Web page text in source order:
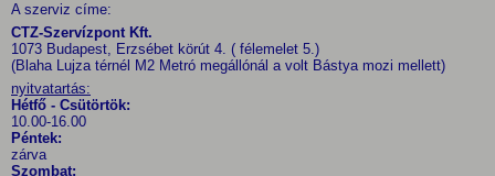
A szerviz címe:
CTZ-Szervízpont Kft.
1073 Budapest, Erzsébet körút 4. ( félemelet 5.)
(Blaha Lujza térnél M2 Metró megállónál a volt Bástya mozi mellett)
nyitvatartás:
Hétfő - Csütörtök:
10.00-16.00
Péntek:
zárva
Szombat: